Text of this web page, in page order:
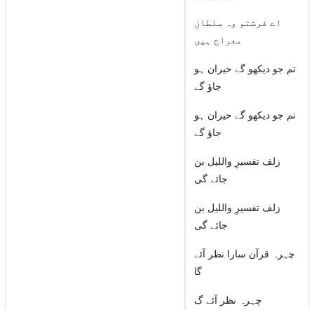
اے فرشتو وہ سلطانِ
معراج ہیں
تم جو دیکھو گے حیران ہو
جاؤ گے
تم جو دیکھو گے حیران ہو
جاؤ گے
زلف تفسیرِ واللیل بن
جائے گی
زلف تفسیرِ واللیل بن
جائے گی
چہرہ قرآن سارا نظر آئے
گا
چہرہ نظر آئے گ